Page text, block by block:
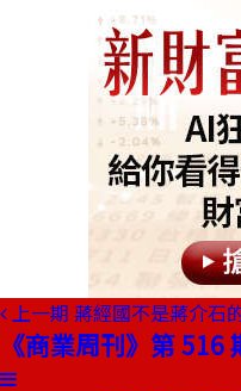
上一期 蔣經國不是蔣介石
《商業周刊》第 516